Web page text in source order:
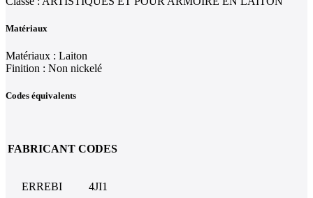
Matériaux
Matériaux : Laiton
Finition : Non nickelé
Codes équivalents
FABRICANT CODES
ERREBI 4JI1